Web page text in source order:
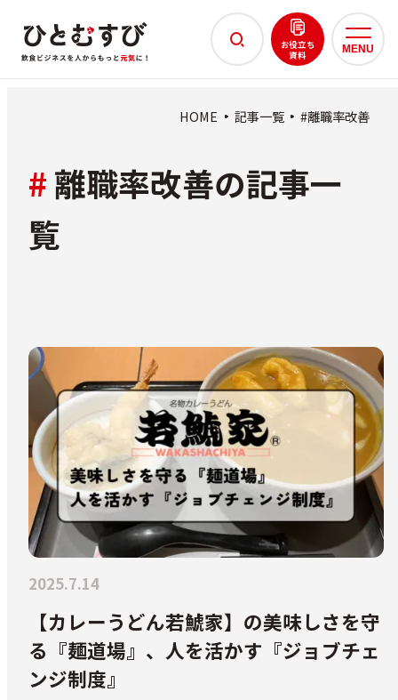
お役立ち
資料
HOME 記事一覧 #離職率改善
#離職率改善の記事一
覧
2025.7.14
【カレーうどん若鯱家】の美味しさを守
る『麺道場』、人を活かす『ジョブチェ
ンジ制度』